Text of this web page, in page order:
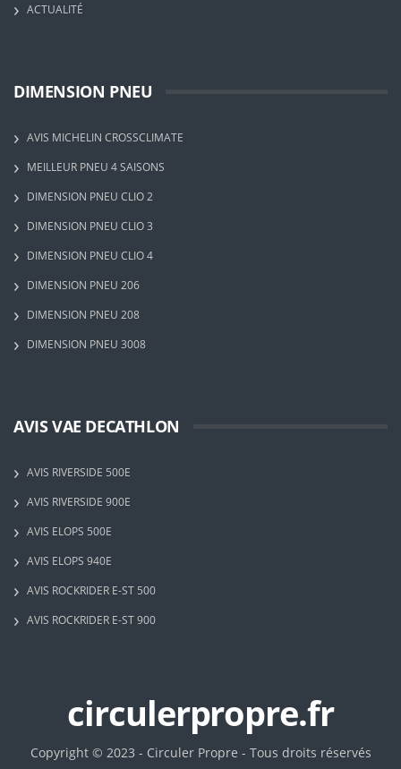
ACTUALITÉ
DIMENSION PNEU
AVIS MICHELIN CROSSCLIMATE
MEILLEUR PNEU 4 SAISONS
DIMENSION PNEU CLIO 2
DIMENSION PNEU CLIO 3
DIMENSION PNEU CLIO 4
DIMENSION PNEU 206
DIMENSION PNEU 208
DIMENSION PNEU 3008
AVIS VAE DECATHLON
AVIS RIVERSIDE 500E
AVIS RIVERSIDE 900E
AVIS ELOPS 500E
AVIS ELOPS 940E
AVIS ROCKRIDER E-ST 500
AVIS ROCKRIDER E-ST 900
circulerpropre.fr
Copyright © 2023 - Circuler Propre - Tous droits réservés